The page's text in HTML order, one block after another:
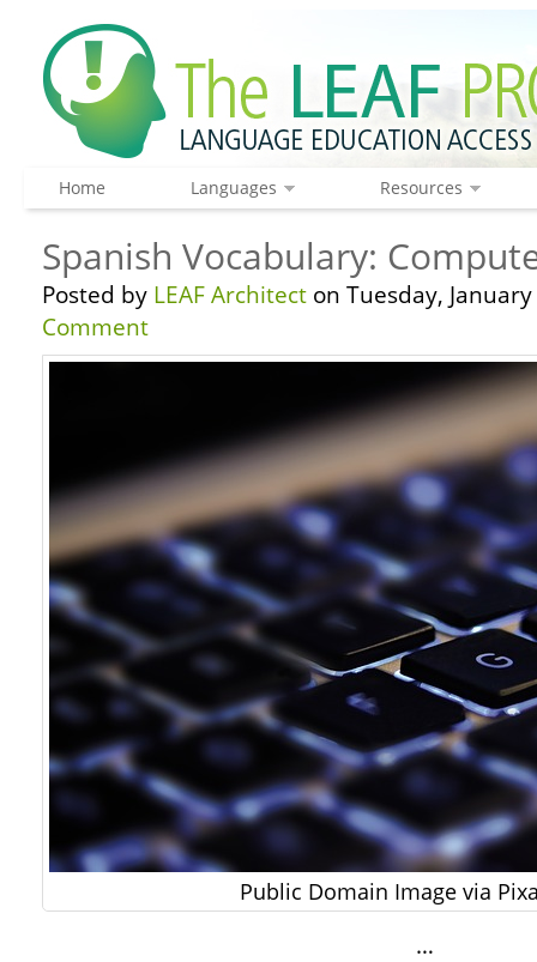
Home Languages Resources
Spanish Vocabulary:
Posted by LEAF Architect on Tuesday,
Comment
Public Domain Image via
…